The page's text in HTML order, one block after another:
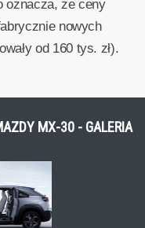
oznacza, że ceny
nowych
od 160 tys. zł).
MX-30 - GALERIA